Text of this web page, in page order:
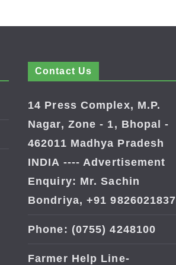
Contact Us
14 Press Complex, M.P.
Nagar, Zone - 1, Bhopal -
462011 Madhya Pradesh
INDIA ---- Advertisement
Enquiry: Mr. Sachin
Bondriya, +91 9826021837
Phone: (0755) 4248100
Farmer Help Line-